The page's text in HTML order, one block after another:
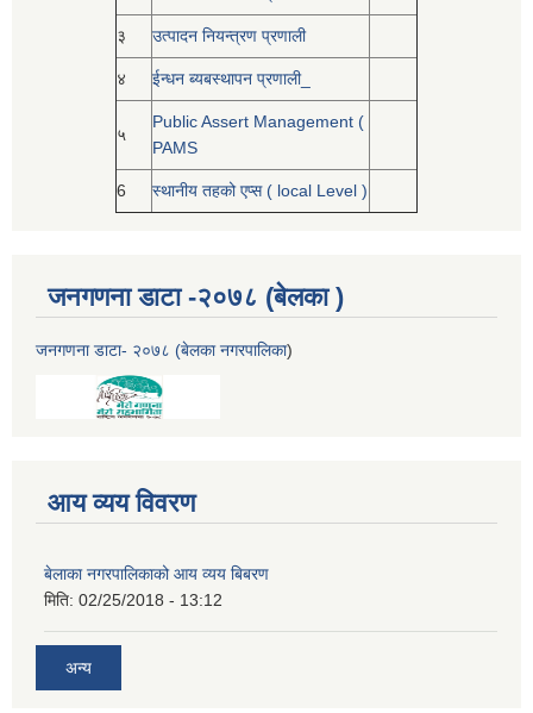
३ उत्पादन नियन्त्रण प्रणाली
४ ईन्धन ब्यबस्थापन प्रणाली_
५
Public Assert Management (
PAMS
6 स्थानीय तहको एप्स ( local Level )
जनगणना डाटा -२०७८ (बेलका )
जनगणना डाटा- २०७८ (बेलका नगरपालिका)
आय व्यय विवरण
बेलाका नगरपालिकाको आय व्यय बिबरण
मिति: 02/25/2018 - 13:12
अन्य